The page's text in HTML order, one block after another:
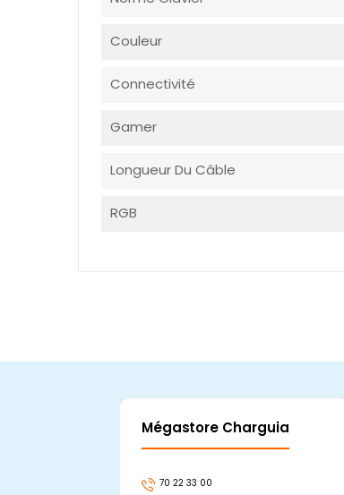
Couleur
Connectivité
Gamer
Longueur Du Câble
RGB
Mégastore Charguia
70 22 33 00